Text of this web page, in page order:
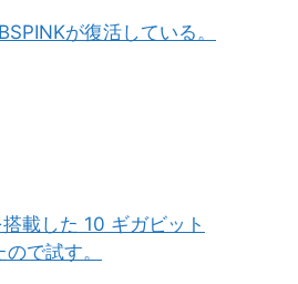
が復活している。
載した 10 ギガビット
で試す。